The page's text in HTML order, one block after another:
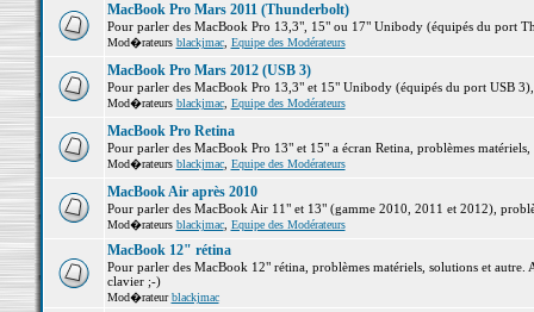
MacBook Pro Mars 2011 (Thunderbolt)
Pour parler des MacBook Pro 13,3", 15" ou 17" Unibody (équipés du port
Mod�rateurs blackjmac, Equipe des Modérateurs
MacBook Pro Mars 2012 (USB 3)
Pour parler des MacBook Pro 13,3" et 15" Unibody (équipés du port USB
Mod�rateurs blackjmac, Equipe des Modérateurs
MacBook Pro Retina
Pour parler des MacBook Pro 13" et 15" a écran Retina, problèmes matériels,
Mod�rateurs blackjmac, Equipe des Modérateurs
MacBook Air après 2010
Pour parler des MacBook Air 11" et 13" (gamme 2010, 2011 et 2012),
Mod�rateurs blackjmac, Equipe des Modérateurs
MacBook 12" rétina
Pour parler des MacBook 12" rétina, problèmes matériels, solutions et
clavier ;-)
Mod�rateurblackjmac